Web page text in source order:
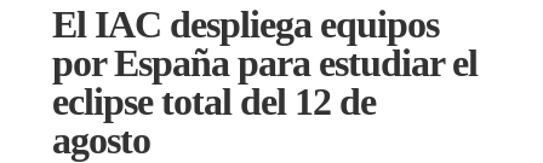
El IAC despliega equipos
por España para estudiar el
eclipse total del 12 de
agosto